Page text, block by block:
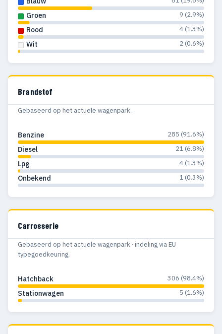
Groen 9 (2.9%)
Rood 4 (1.3%)
Wit 2 (0.6%)
Brandstof
Gebaseerd op het actuele wagenpark.
Benzine 285 (91.6%)
Diesel 21 (6.8%)
Lpg 4 (1.3%)
Onbekend 1 (0.3%)
Carrosserie
Gebaseerd op het actuele wagenpark · indeling via EU
typegoedkeuring.
Hatchback 306 (98.4%)
Stationwagen 5 (1.6%)